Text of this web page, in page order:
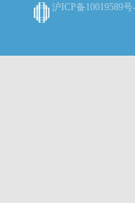
沪ICP备10019589